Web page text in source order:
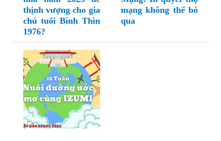
thịnh vượng cho gia
chủ tuổi Bính Thìn
1976?
mạng không thể bỏ
qua